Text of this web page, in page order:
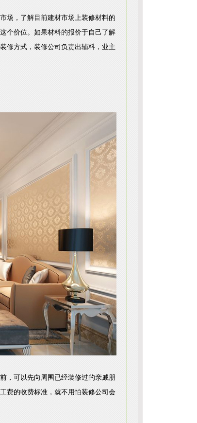
场，了解目前建材市场上装修材料的
个价位。如果材料的报价于自己了解
修方式，装修公司负责出辅料，业主
，可以先向周围已经装修过的亲戚朋
费的收费标准，就不用怕装修公司会